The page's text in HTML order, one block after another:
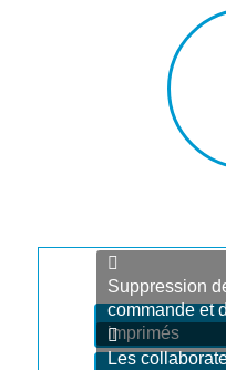
Suppression
commande et
imprimés
Les